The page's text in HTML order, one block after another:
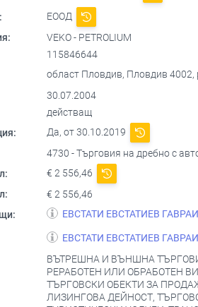
ЕООД
VEKO - PETROLIUM
115846644
област Пловдив, Пловдив 4002,
30.07.2004
действащ
Да, от 30.10.2019
4730 - Търговия на дребно с
€ 2 556,46
€ 2 556,46
ЕВСТАТИ ЕВСТАТИЕВ
ЕВСТАТИ ЕВСТАТИЕВ
ВЪТРЕШНА И ВЪНШНА
РЕРАБОТЕН ИЛИ ОБРАБОТЕН
ТЪРГОВСКИ ОБЕКТИ ЗА
ЛИЗИНГОВА ДЕЙНОСТ,